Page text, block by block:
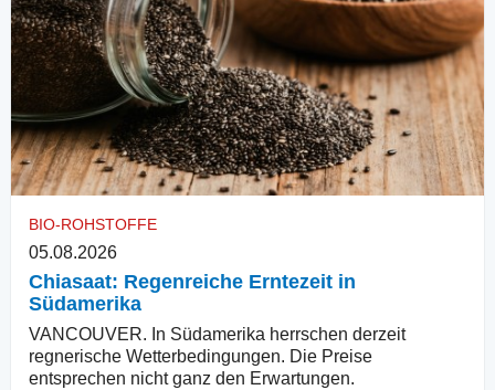
BIO-ROHSTOFFE
05.08.2026
Chiasaat: Regenreiche Erntezeit in
Südamerika
VANCOUVER. In Südamerika herrschen derzeit
regnerische Wetterbedingungen. Die Preise
entsprechen nicht ganz den Erwartungen.